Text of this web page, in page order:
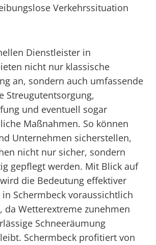
Verkehrssituation
Dienstleister in
nicht nur klassische
an, sondern auch umfassende
Streugutentsorgung,
und eventuell sogar
Maßnahmen. So können
Unternehmen sicherstellen,
nicht nur sicher, sondern
gepflegt werden. Mit Blick auf
die Bedeutung effektiver
Schermbeck voraussichtlich
da Wetterextreme zunehmen
Schneeräumung
Schermbeck profitiert von